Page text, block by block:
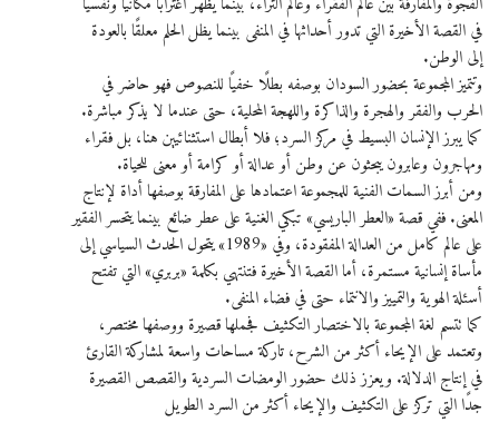
في القصة الأخيرة التي تدور أحداثها في المنفى بينما يظل الحلم معلقًا بالعودة
إلى الوطن.
وتتميز المجموعة بحضور السودان بوصفه بطلًا خفيًا للنصوص فهو حاضر في
الحرب والفقر والهجرة والذاكرة واللهجة المحلية، حتى عندما لا يذكر مباشرة.
كما يبرز الإنسان البسيط في مركز السرد؛ فلا أبطال استثنائيين هنا، بل فقراء
ومهاجرون وعابرون يبحثون عن وطن أو عدالة أو كرامة أو معنى للحياة.
ومن أبرز السمات الفنية للمجموعة اعتمادها على المفارقة بوصفها أداة لإنتاج
المعنى. ففي قصة «العطر الباريسي» تبكي الغنية على عطر ضائع بينما يتحسر الفقير
على عالم كامل من العدالة المفقودة، وفي «1989» يتحول الحدث السياسي إلى
مأساة إنسانية مستمرة، أما القصة الأخيرة فتنتهي بكلمة «بربري» التي تفتح
أسئلة الهوية والتمييز والانتماء حتى في فضاء المنفى.
كما تتسم لغة المجموعة بالاختصار التكثيف فجملها قصيرة ووصفها مختصر،
وتعتمد على الإيحاء أكثر من الشرح، تاركة مساحات واسعة لمشاركة القارئ
في إنتاج الدلالة. ويعزز ذلك حضور الومضات السردية والقصص القصيرة
جدًا التي تركز على التكثيف والإيحاء أكثر من السرد الطويل